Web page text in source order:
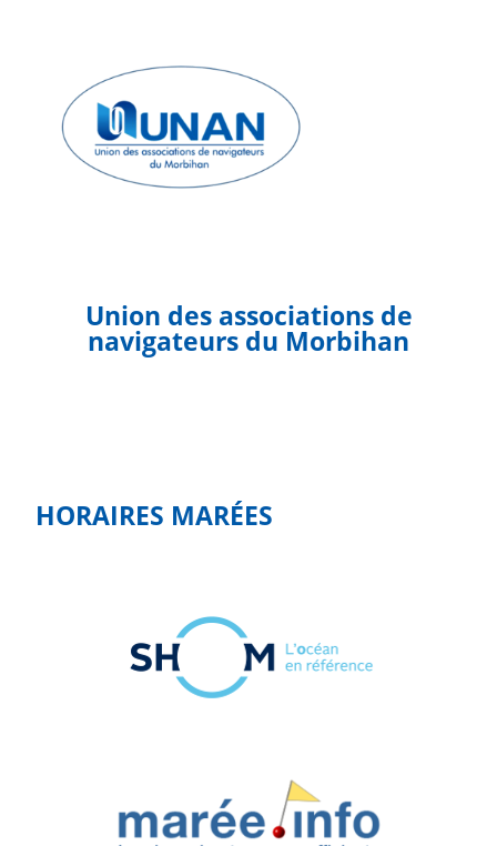
Union des associations de
navigateurs du Morbihan
HORAIRES MARÉES